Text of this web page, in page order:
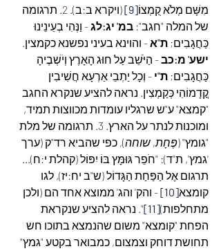
מִשָּׁם מְלֹא קֻמְצוֹ[9]
(ויקרא ב:ב). 2. תרגומה
של המלה "חגב": במ' יג:לג - וַנְּהִי בְעֵינֵינוּ
כַּחֲגָבִים; ת"א - והוינא בעיני נפשנא כקמצין.
ישע' מ:כב - הַיֹּשֵׁב עַל חוּג הָאָרֶץ וְיֹשְׁבֶיהָ
כַּחֲגָבִים; ת"י - וְכָל יַתְבֵי אַרְעָא חֲשִׁיבִין
קֳדָמוֹהִי כְּקַמְצִין. נראה להציע שנקרא החגב
"קמצא" ע"ש שרגליו עומדות מכווצות תמיד,
ומוכנות לנתר על הארץ. 3. תרגומה של מלת
"גומץ" (פֶּחָת, שוחה), כפי שהביא רד"ק (ערך
'גמץ', ת"ד): "חֹפֵר גּוּמָּץ בּוֹ יִפּוֹל (קהלת י:ח)...
תרגום אֶל הַפַּחַת הַגָּדוֹל (ש"ב יח:יז), לגו
קומצא[10]
- והק' והג' ממוצא אחד הם (ולכן
מתחלפות)[11]
". נראה להציע שנקראת
הפחת "קומצא" משום שהנמצא בתוכו חש
תחושת דוחק וצמצום, כמבואר בקטע "גמץ"